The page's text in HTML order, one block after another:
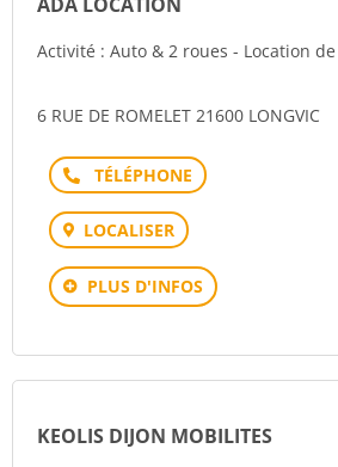
Activité : Auto & 2 roues - Location
6 RUE DE ROMELET 21600 LONGVIC
Téléphone
LOCALISER
PLUS D'INFOS
KEOLIS DIJON MOBILITES